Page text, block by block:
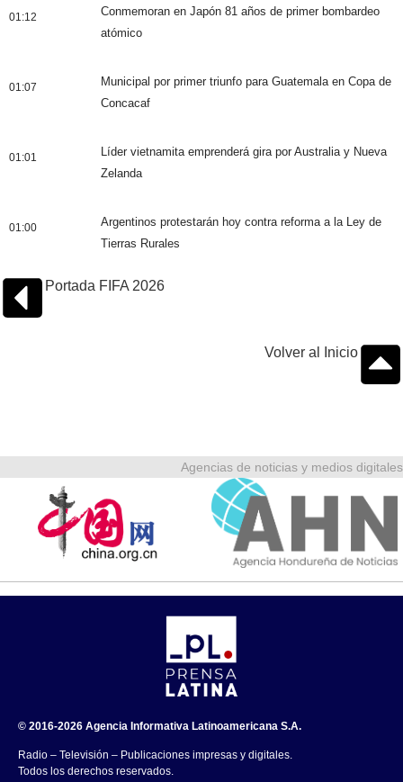
01:12
Conmemoran en Japón 81 años de primer bombardeo
atómico
01:07
Municipal por primer triunfo para Guatemala en Copa de
Concacaf
01:01
Líder vietnamita emprenderá gira por Australia y Nueva
Zelanda
01:00
Argentinos protestarán hoy contra reforma a la Ley de
Tierras Rurales
Portada FIFA 2026
Volver al Inicio
Agencias de noticias y medios digitales
© 2016-2026 Agencia Informativa Latinoamericana S.A.
Radio – Televisión – Publicaciones impresas y digitales.
Todos los derechos reservados.